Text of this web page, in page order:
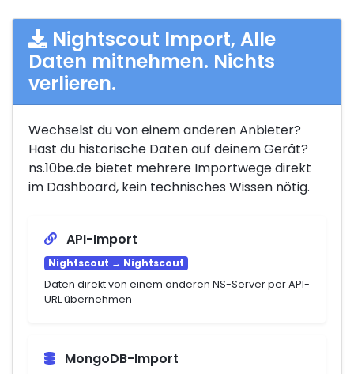
Nightscout Import, Alle
Daten mitnehmen. Nichts
verlieren.
Wechselst du von einem anderen Anbieter?
Hast du historische Daten auf deinem Gerät?
ns.10be.de bietet mehrere Importwege direkt
im Dashboard, kein technisches Wissen nötig.
API-Import
Nightscout → Nightscout
Daten direkt von einem anderen NS-Server per API-
URL übernehmen
MongoDB-Import